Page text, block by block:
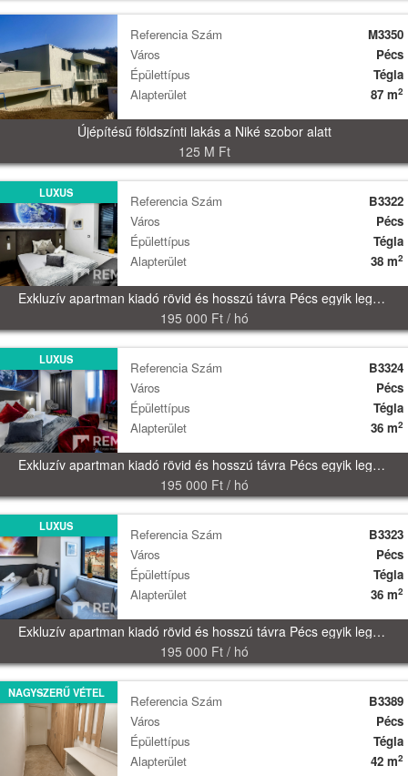
Újépítésű földszínti lakás a Niké szobor alatt
125 M Ft
Referencia Szám
M3350
Város
Pécs
Épülettípus
Tégla
Alapterület
87 m2
LUXUS
Exkluzív apartman kiadó rövid és hosszú távra Pécs egyik legkülönlegesebb szállodájában!
195 000 Ft / hó
Referencia Szám
B3322
Város
Pécs
Épülettípus
Tégla
Alapterület
38 m2
LUXUS
Exkluzív apartman kiadó rövid és hosszú távra Pécs egyik legkülönlegesebb szállodájában!
195 000 Ft / hó
Referencia Szám
B3324
Város
Pécs
Épülettípus
Tégla
Alapterület
36 m2
LUXUS
Exkluzív apartman kiadó rövid és hosszú távra Pécs egyik legkülönlegesebb szállodájában!
195 000 Ft / hó
Referencia Szám
B3323
Város
Pécs
Épülettípus
Tégla
Alapterület
36 m2
NAGYSZERŰ VÉTEL Referencia Szám
B3389
Város
Pécs
Épülettípus
Tégla
Alapterület
42 m2